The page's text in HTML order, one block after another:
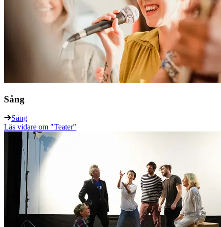
Sång
Sång
Läs vidare om "Teater"